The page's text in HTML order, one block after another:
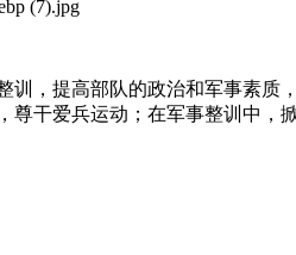
提高部队的政治和军事素质
干爱兵运动；在军事整训中